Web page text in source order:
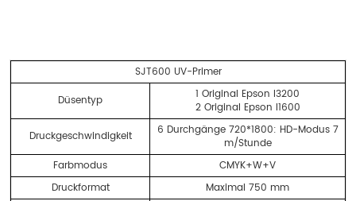
SJT600 UV-Primer
Düsentyp
1 Original Epson I3200
2 Original Epson I1600
Druckgeschwindigkeit
6 Durchgänge 720*1800: HD-Modus 7
m/Stunde
Farbmodus
CMYK+W+V
Druckformat
Maximal 750 mm